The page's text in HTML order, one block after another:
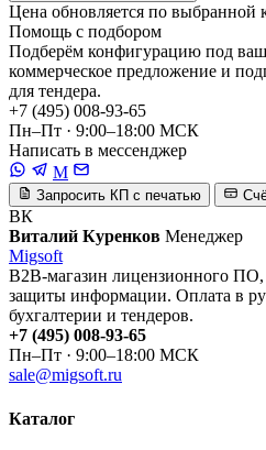
Цена обновляется по выбранной
Помощь с подбором
Подберём конфигурацию под
коммерческое предложение и
для тендера.
+7 (495) 008-93-65
Пн–Пт · 9:00–18:00 МСК
Написать в мессенджер
M
Запросить КП с печатью
ВК
Виталий Куренков Менеджер
Migsoft
B2B-магазин лицензионного ПО,
защиты информации. Оплата в
бухгалтерии и тендеров.
+7 (495) 008-93-65
Пн–Пт · 9:00–18:00 МСК
sale@migsoft.ru
Каталог